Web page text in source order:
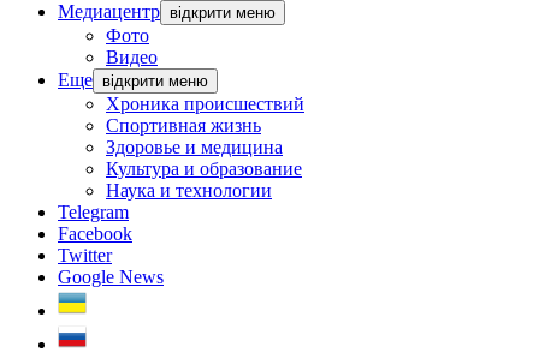
Медиацентр відкрити меню
Фото
Видео
Еще відкрити меню
Хроника происшествий
Спортивная жизнь
Здоровье и медицина
Культура и образование
Наука и технологии
Telegram
Facebook
Twitter
Google News